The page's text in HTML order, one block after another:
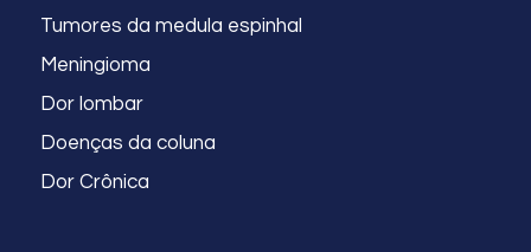
Tumores da medula espinhal
Meningioma
Dor lombar
Doenças da coluna
Dor Crônica